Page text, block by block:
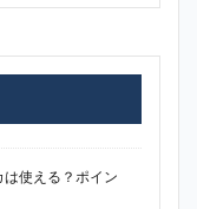
使える？ポイン